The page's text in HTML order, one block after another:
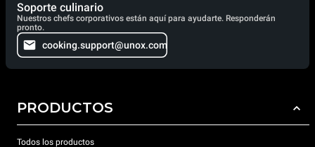
Soporte culinario
Nuestros chefs corporativos están aquí para ayudarte. Responderán
pronto.
cooking.support@unox.com
PRODUCTOS
Todos los productos